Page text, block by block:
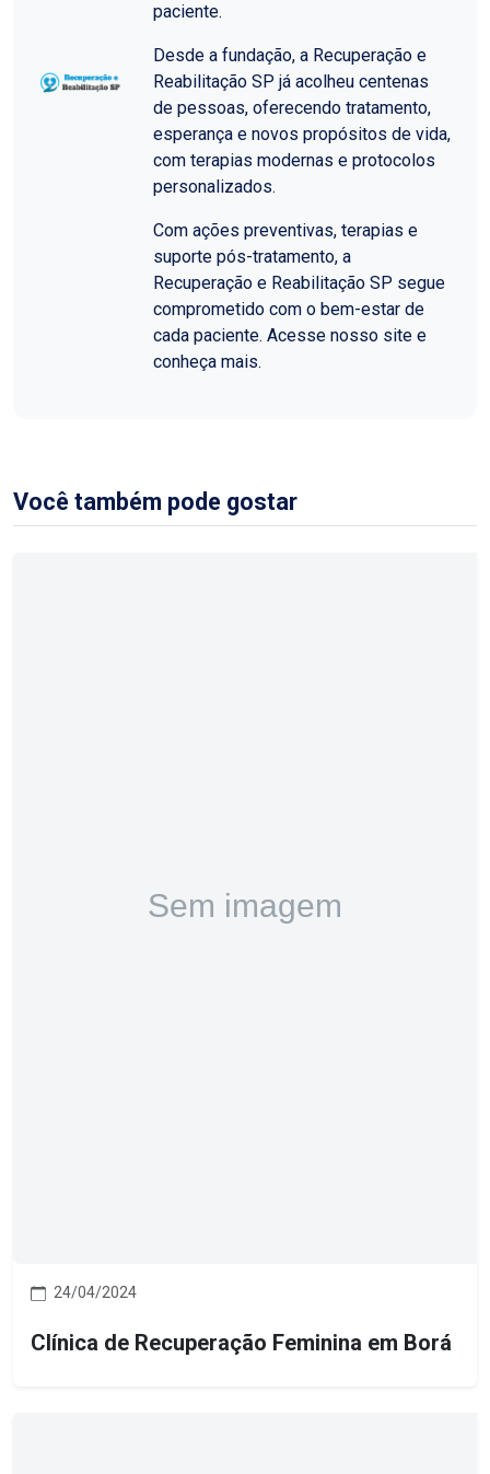
paciente.
Desde a fundação, a Recuperação e
Reabilitação SP já acolheu centenas
de pessoas, oferecendo tratamento,
esperança e novos propósitos de vida,
com terapias modernas e protocolos
personalizados.
Com ações preventivas, terapias e
suporte pós-tratamento, a
Recuperação e Reabilitação SP segue
comprometido com o bem-estar de
cada paciente. Acesse nosso site e
conheça mais.
Você também pode gostar
24/04/2024
Clínica de Recuperação Feminina em Borá